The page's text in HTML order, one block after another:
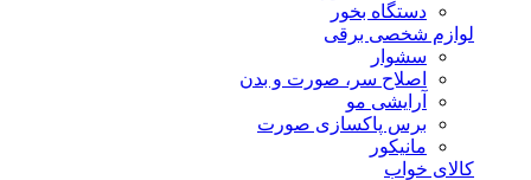
دستگاه بخور
لوازم شخصی برقی
سشوار
اصلاح سر، صورت و بدن
آرایشی مو
برس پاکسازی صورت
مانیکور
کالای خواب